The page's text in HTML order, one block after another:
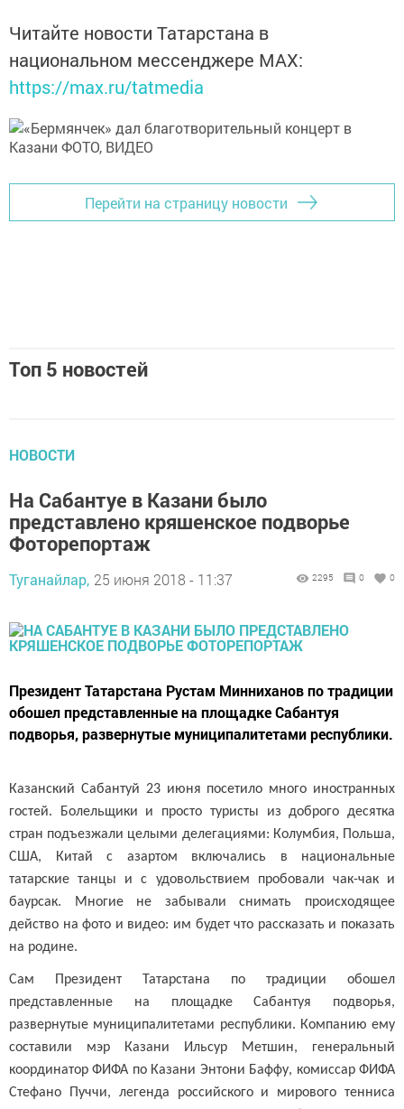
Читайте новости Татарстана в
национальном мессенджере MАХ:
https://max.ru/tatmedia
Перейти на страницу новости
Топ 5 новостей
НОВОСТИ
На Сабантуе в Казани было
представлено кряшенское подворье
Фоторепортаж
Туганайлар, 25 июня 2018 - 11:37 2295 0 0
Президент Татарстана Рустам Минниханов по традиции
обошел представленные на площадке Сабантуя
подворья, развернутые муниципалитетами республики.
Казанский Сабантуй 23 июня посетило много иностранных
гостей. Болельщики и просто туристы из доброго десятка
стран подъезжали целыми делегациями: Колумбия, Польша,
США, Китай с азартом включались в национальные
татарские танцы и с удовольствием пробовали чак-чак и
баурсак. Многие не забывали снимать происходящее
действо на фото и видео: им будет что рассказать и показать
на родине.
Сам Президент Татарстана по традиции обошел
представленные на площадке Сабантуя подворья,
развернутые муниципалитетами республики. Компанию ему
составили мэр Казани Ильсур Метшин, генеральный
координатор ФИФА по Казани Энтони Баффу, комиссар ФИФА
Стефано Пуччи, легенда российского и мирового тенниса